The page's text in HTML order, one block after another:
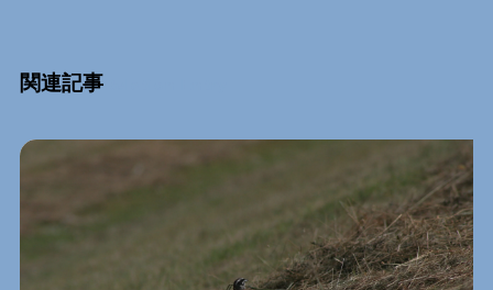
関連記事Relation Entry